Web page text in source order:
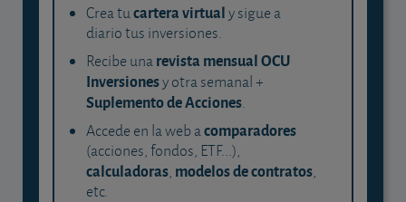
Crea tucartera virtualy sigue a
diario tus inversiones.
Recibe unarevista mensual OCU
Inversionesy otra semanal +
Suplemento de Acciones.
Accede en la web acomparadores
(acciones, fondos, ETF...),
calculadoras, modelos de contratos,
etc.